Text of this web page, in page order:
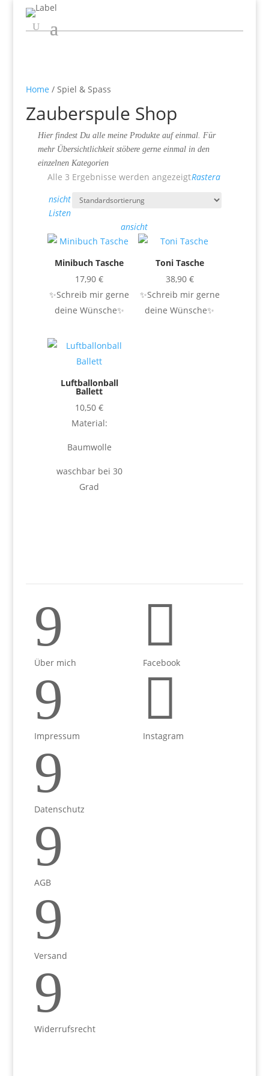
Home / Spiel & Spass
Zauberspule Shop
Hier findest Du alle meine Produkte auf einmal. Für
mehr Übersichtlichkeit stöbere gerne einmal in den
einzelnen Kategorien
Alle 3 Ergebnisse werden angezeigtRastera
nsicht
Listen
ansicht
Minibuch Tasche
17,90 €
✨Schreib mir gerne
deine Wünsche✨
Toni Tasche
38,90 €
✨Schreib mir gerne
deine Wünsche✨
Luftballonball
Ballett
10,50 €
Material:
Baumwolle
waschbar bei 30
Grad
9
Über mich
9
Impressum
9
Datenschutz
9
AGB
9
Versand
9
Widerrufsrecht

Facebook

Instagram